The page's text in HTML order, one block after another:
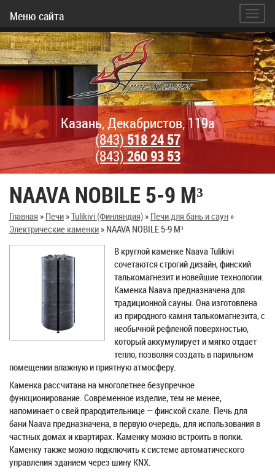
Меню сайта
Казань, Декабристов, 119а
(843)518 24 57
(843)260 93 53
NAAVA NOBILE 5-9 М³
Главная» Печи»Tulikivi (Финляндия)» Печи для бань и саун»
Электрические каменки» NAAVA NOBILE 5-9 М³
В круглой каменке Naava Tulikivi
сочетаются строгий дизайн, финский
талькомагнезит и новейшие технологии.
Каменка Naava предназначена для
традиционной сауны. Она изготовлена
из природного камня талькомагнезита, с
необычной рефленой поверхностью,
который аккумулирует и мягко отдает
тепло, позволяя создать в парильном
помещении влажную и приятную атмосферу.
Каменка рассчитана на многолетнее безупречное
функционирование. Современное изделие, тем не менее,
напоминает о свей прародительнице — финской скале. Печь для
бани Naava предназначена, в первую очередь, для использования в
частных домах и квартирах. Каменку можно встроить в полки.
Каменку также можно подключить к системе автоматического
управления зданием через шину KNX.